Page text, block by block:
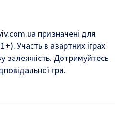
призначені для
Участь в азартних іграх
залежність. Дотримуйтесь
гри.